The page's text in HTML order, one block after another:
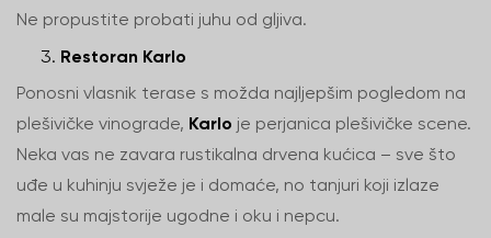
Ne propustite probati juhu od gljiva.
Restoran Karlo
Ponosni vlasnik terase s možda najljepšim pogledom na
plešivičke vinograde, Karlo je perjanica plešivičke scene.
Neka vas ne zavara rustikalna drvena kućica – sve što
uđe u kuhinju svježe je i domaće, no tanjuri koji izlaze
male su majstorije ugodne i oku i nepcu.